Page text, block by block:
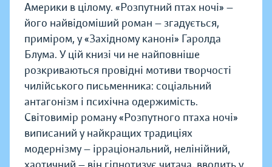
Америки в цілому. «Розпутний птах ночі» —
його найвідоміший роман — згадується,
приміром, у «Західному каноні» Гаролда
Блума. У цій книзі чи не найповніше
розкриваються провідні мотиви творчості
чилійського письменника: соціальний
антагонізм і психічна одержимість.
Світовимір роману «Розпутного птаха ночі»
виписаний у найкращих традиціях
модернізму — ірраціональний, нелінійний,